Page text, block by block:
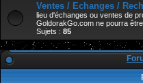
Ventes / Echanges /
lieu d'échanges ou ventes de
GoldorakGo.com ne pourra
Sujets : 85